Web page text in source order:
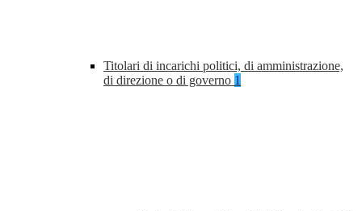
Titolari di incarichi politici, di amministrazione,
di direzione o di governo 1